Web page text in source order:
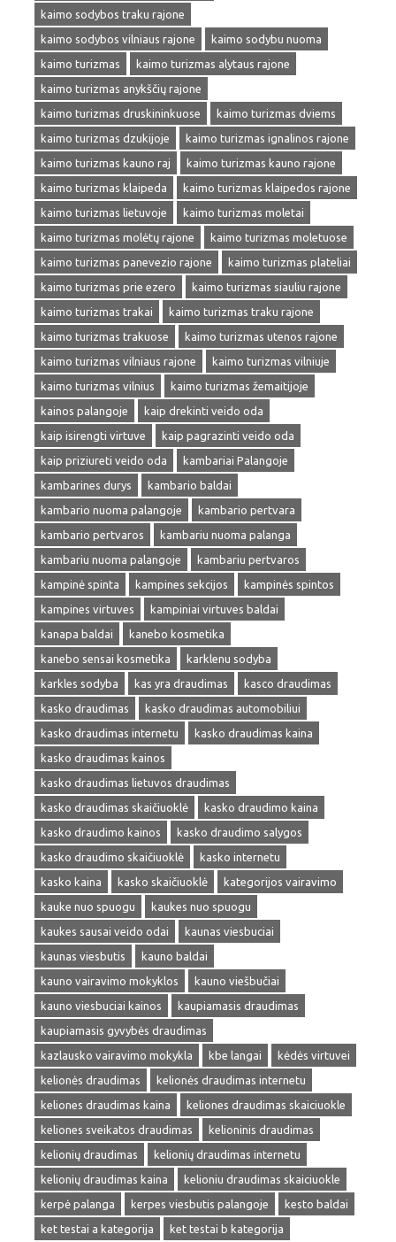
kaimo sodybos traku rajone
kaimo sodybos vilniaus rajone
kaimo sodybu nuoma
kaimo turizmas
kaimo turizmas alytaus rajone
kaimo turizmas anykščių rajone
kaimo turizmas druskininkuose
kaimo turizmas dviems
kaimo turizmas dzukijoje
kaimo turizmas ignalinos rajone
kaimo turizmas kauno raj
kaimo turizmas kauno rajone
kaimo turizmas klaipeda
kaimo turizmas klaipedos rajone
kaimo turizmas lietuvoje
kaimo turizmas moletai
kaimo turizmas molėtų rajone
kaimo turizmas moletuose
kaimo turizmas panevezio rajone
kaimo turizmas plateliai
kaimo turizmas prie ezero
kaimo turizmas siauliu rajone
kaimo turizmas trakai
kaimo turizmas traku rajone
kaimo turizmas trakuose
kaimo turizmas utenos rajone
kaimo turizmas vilniaus rajone
kaimo turizmas vilniuje
kaimo turizmas vilnius
kaimo turizmas žemaitijoje
kainos palangoje
kaip drekinti veido oda
kaip isirengti virtuve
kaip pagrazinti veido oda
kaip priziureti veido oda
kambariai Palangoje
kambarines durys
kambario baldai
kambario nuoma palangoje
kambario pertvara
kambario pertvaros
kambariu nuoma palanga
kambariu nuoma palangoje
kambariu pertvaros
kampinė spinta
kampines sekcijos
kampinės spintos
kampines virtuves
kampiniai virtuves baldai
kanapa baldai
kanebo kosmetika
kanebo sensai kosmetika
karklenu sodyba
karkles sodyba
kas yra draudimas
kasco draudimas
kasko draudimas
kasko draudimas automobiliui
kasko draudimas internetu
kasko draudimas kaina
kasko draudimas kainos
kasko draudimas lietuvos draudimas
kasko draudimas skaičiuoklė
kasko draudimo kaina
kasko draudimo kainos
kasko draudimo salygos
kasko draudimo skaičiuoklė
kasko internetu
kasko kaina
kasko skaičiuoklė
kategorijos vairavimo
kauke nuo spuogu
kaukes nuo spuogu
kaukes sausai veido odai
kaunas viesbuciai
kaunas viesbutis
kauno baldai
kauno vairavimo mokyklos
kauno viešbučiai
kauno viesbuciai kainos
kaupiamasis draudimas
kaupiamasis gyvybės draudimas
kazlausko vairavimo mokykla
kbe langai
kėdės virtuvei
kelionės draudimas
kelionės draudimas internetu
keliones draudimas kaina
keliones draudimas skaiciuokle
keliones sveikatos draudimas
kelioninis draudimas
kelionių draudimas
kelionių draudimas internetu
kelionių draudimas kaina
kelioniu draudimas skaiciuokle
kerpė palanga
kerpes viesbutis palangoje
kesto baldai
ket testai a kategorija
ket testai b kategorija